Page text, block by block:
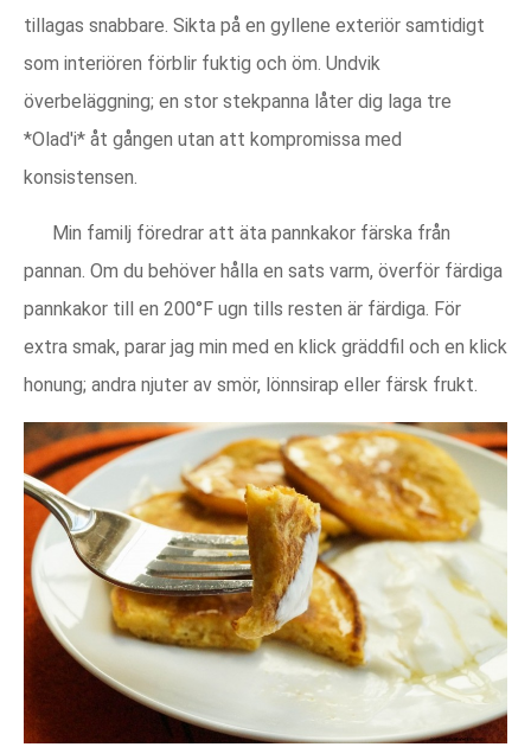
tillagas snabbare. Sikta på en gyllene exteriör samtidigt
som interiören förblir fuktig och öm. Undvik
överbeläggning; en stor stekpanna låter dig laga tre
*Olad'i* åt gången utan att kompromissa med
konsistensen.
Min familj föredrar att äta pannkakor färska från
pannan. Om du behöver hålla en sats varm, överför färdiga
pannkakor till en 200°F ugn tills resten är färdiga. För
extra smak, parar jag min med en klick gräddfil och en klick
honung; andra njuter av smör, lönnsirap eller färsk frukt.